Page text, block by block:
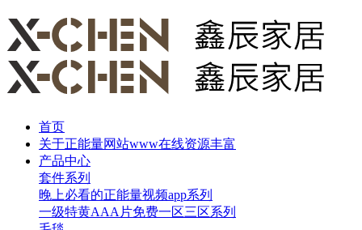
首页
关于正能量网站www在线资源丰富
产品中心
套件系列
晚上必看的正能量视频app系列
一级特黄AAA片免费一区三区系列